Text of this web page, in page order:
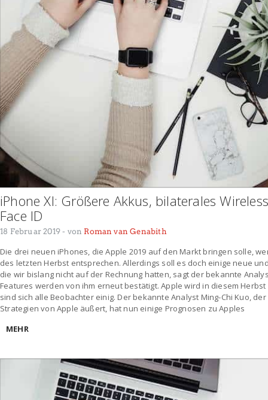
iPhone XI: Größere Akkus, bilaterales
Face ID
18 Februar 2019- von Roman van Genabith
Die drei neuen iPhones, die Apple 2019 auf den Markt bringen solle,
des letzten Herbst entsprechen. Allerdings soll es doch einige neue
die wir bislang nicht auf der Rechnung hatten, sagt der bekannte
Features werden von ihm erneut bestätigt. Apple wird in diesem
sind sich alle Beobachter einig. Der bekannte Analyst Ming-Chi Kuo,
Strategien von Apple äußert, hat nun einige Prognosen zu Apples
MEHR